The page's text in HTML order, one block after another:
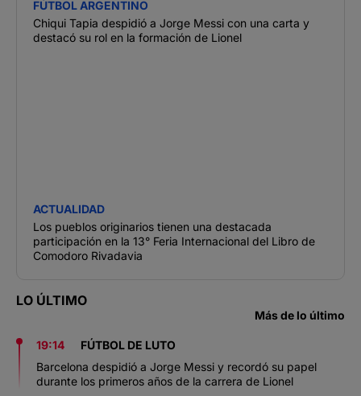
FÚTBOL ARGENTINO
Chiqui Tapia despidió a Jorge Messi con una carta y
destacó su rol en la formación de Lionel
ACTUALIDAD
Los pueblos originarios tienen una destacada
participación en la 13° Feria Internacional del Libro de
Comodoro Rivadavia
LO ÚLTIMO
Más de lo último
19:14
FÚTBOL DE LUTO
Barcelona despidió a Jorge Messi y recordó su papel
durante los primeros años de la carrera de Lionel